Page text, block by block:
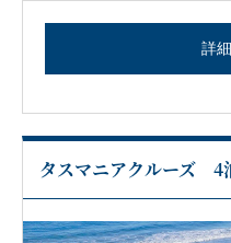
詳
タスマニアクルーズ 4